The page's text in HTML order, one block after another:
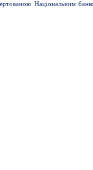
Національним